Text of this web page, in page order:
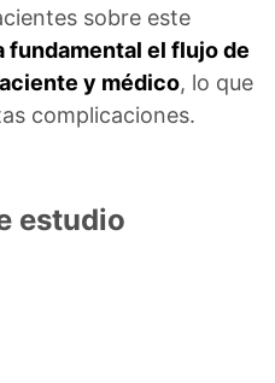
sobre este
fundamental el flujo de
y médico, lo que
complicaciones.
estudio